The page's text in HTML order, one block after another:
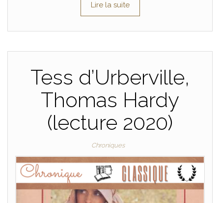
Lire la suite
Tess d’Urberville,
Thomas Hardy
(lecture 2020)
Chroniques